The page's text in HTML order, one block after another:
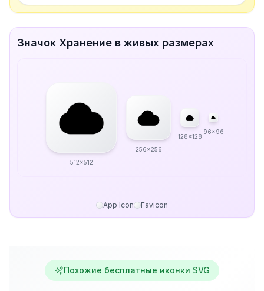
Значок Хранение в живых размерах
512x512
256x256
128x128
96x96
App Icon Favicon
Похожие бесплатные иконки SVG